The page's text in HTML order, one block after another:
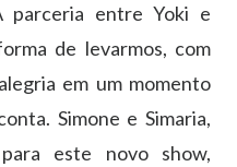
parceria entre Yoki e
de levarmos, com
em um momento
Simone e Simaria,
este novo show,